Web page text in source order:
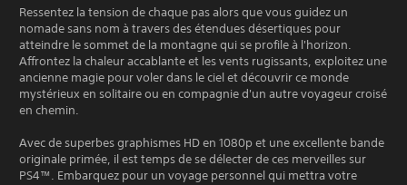
Ressentez la tension de chaque pas alors que vous guidez un
nomade sans nom à travers des étendues désertiques pour
atteindre le sommet de la montagne qui se profile à l'horizon.
Affrontez la chaleur accablante et les vents rugissants, exploitez une
ancienne magie pour voler dans le ciel et découvrir ce monde
mystérieux en solitaire ou en compagnie d'un autre voyageur croisé
en chemin.
Avec de superbes graphismes HD en 1080p et une excellente bande
originale primée, il est temps de se délecter de ces merveilles sur
PS4™. Embarquez pour un voyage personnel qui mettra votre